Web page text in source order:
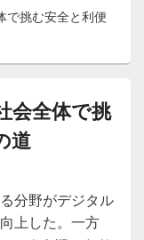
で挑む安全と利便
会全体で挑
道
分野がデジタル
上した。 一方